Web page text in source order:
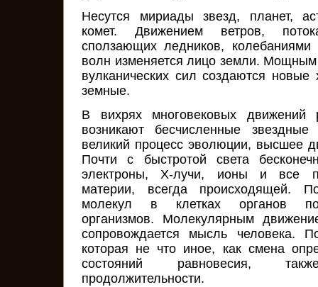
Несутся мириады звезд, планет,
комет. Движением ветров,
сползающих ледников, колебаниями
волн изменяется лицо земли.
вулканических сил создаются новые
земные.
В вихрях многовековых движений
возникают бесчисленные
великий процесс эволюции, высшее
Почти с быстротой света
электроны, Х-лучи, ионы и все
материи, всегда происходящей.
молекул в клетках органов
организмов. Молекулярным
сопровождается мысль человека.
которая не что иное, как смена
состояний равновесия,
продолжительности.